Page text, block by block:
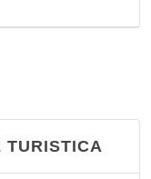
TURISTICA